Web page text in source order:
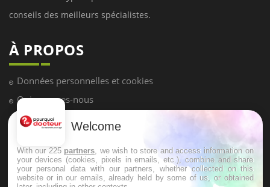
conseils des meilleurs spécialistes.
À PROPOS
Données personnelles et cookies
Qui sommes-nous
Conditions d'utilisation
Mentions Légales
Nous contacter
Welcome
With our 225 partners , we wish to store and access information on
your devices (cookies, pixels in emails, etc.), combine and share
your personal data with our partners, whether collected on this
website or in our emails, already held by some of us, or obtained